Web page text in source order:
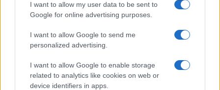
I want to allow my user data to be sent to
Google for online advertising purposes.
I want to allow Google to send me
personalized advertising.
I want to allow Google to enable storage
related to analytics like cookies on web or
device identifiers in apps.
Lo scenario ha sollevato, ancora una volta, gli
scudi della Lega. “Assordante silenzio dopo il terzo
il Ministro Salvini, tra accuse volgari alla polizia,
cori e battimani. Solidarietà alle donne e uomini